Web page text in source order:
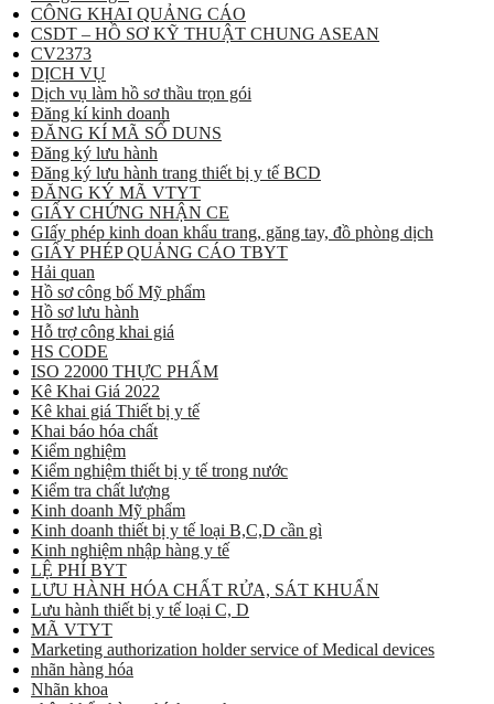
CÔNG KHAI QUẢNG CÁO
CSDT – HỒ SƠ KỸ THUẬT CHUNG ASEAN
CV2373
DỊCH VỤ
Dịch vụ làm hồ sơ thầu trọn gói
Đăng kí kinh doanh
ĐĂNG KÍ MÃ SỐ DUNS
Đăng ký lưu hành
Đăng ký lưu hành trang thiết bị y tế BCD
ĐĂNG KÝ MÃ VTYT
GIẤY CHỨNG NHẬN CE
GIấy phép kinh doan khẩu trang, găng tay, đồ phòng dịch
GIẤY PHÉP QUẢNG CÁO TBYT
Hải quan
Hồ sơ công bố Mỹ phẩm
Hồ sơ lưu hành
Hỗ trợ công khai giá
HS CODE
ISO 22000 THỰC PHẨM
Kê Khai Giá 2022
Kê khai giá Thiết bị y tế
Khai báo hóa chất
Kiểm nghiệm
Kiểm nghiệm thiết bị y tế trong nước
Kiểm tra chất lượng
Kinh doanh Mỹ phẩm
Kinh doanh thiết bị y tế loại B,C,D cần gì
Kinh nghiệm nhập hàng y tế
LỆ PHÍ BYT
LƯU HÀNH HÓA CHẤT RỬA, SÁT KHUẨN
Lưu hành thiết bị y tế loại C, D
MÃ VTYT
Marketing authorization holder service of Medical devices
nhãn hàng hóa
Nhãn khoa